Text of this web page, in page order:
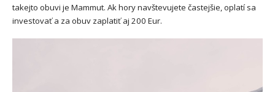
takejto obuvi je Mammut. Ak hory navštevujete častejšie, oplatí sa
investovať a za obuv zaplatiť aj 200 Eur.